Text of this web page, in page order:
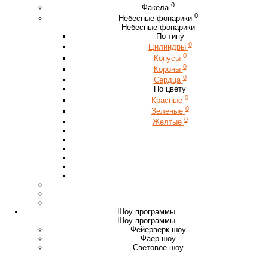
Факела 0
Небесные фонарики 0
Небесные фонарики
По типу
Цилиндры 0
Конусы 0
Короны 0
Сердца 0
По цвету
Красные 0
Зеленые 0
Желтые 0
Шоу программы
Шоу программы
Фейерверк шоу
Фаер шоу
Световое шоу